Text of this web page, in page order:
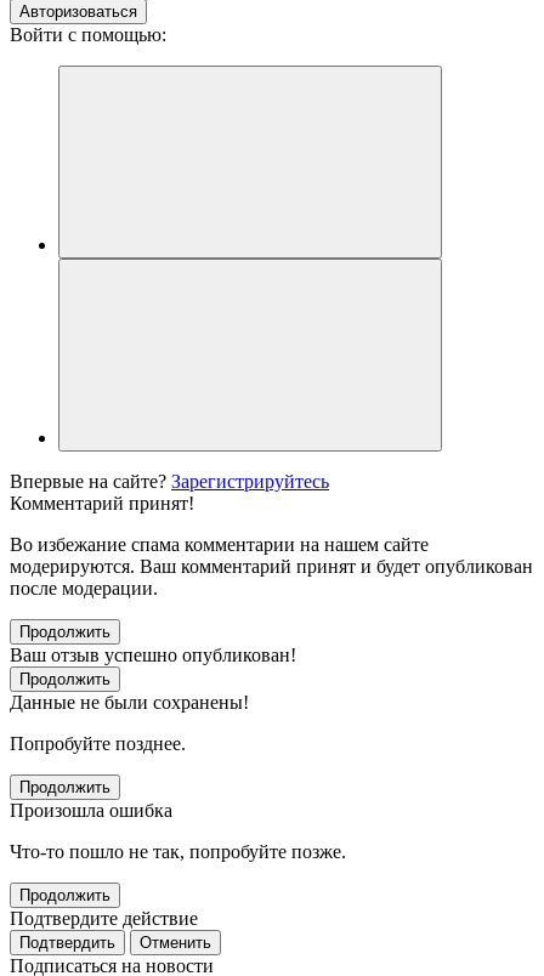
Авторизоваться
Войти с помощью:
Впервые на сайте? Зарегистрируйтесь
Комментарий принят!
Во избежание спама комментарии на нашем сайте
модерируются. Ваш комментарий принят и будет опубликован
после модерации.
Продолжить
Ваш отзыв успешно опубликован!
Продолжить
Данные не были сохранены!
Попробуйте позднее.
Продолжить
Произошла ошибка
Что-то пошло не так, попробуйте позже.
Продолжить
Подтвердите действие
Подтвердить Отменить
Подписаться на новости